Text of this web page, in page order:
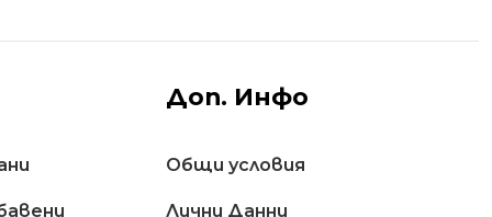
Доп. Инфо
Общи условия
Лични Данни